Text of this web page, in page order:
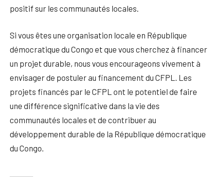
positif sur les communautés locales.
Si vous êtes une organisation locale en République
démocratique du Congo et que vous cherchez à financer
un projet durable, nous vous encourageons vivement à
envisager de postuler au financement du CFPL. Les
projets financés par le CFPL ont le potentiel de faire
une différence significative dans la vie des
communautés locales et de contribuer au
développement durable de la République démocratique
du Congo.